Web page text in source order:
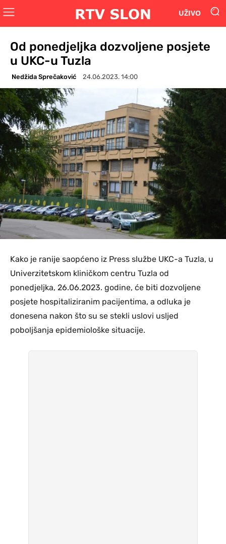
UŽIVO
Od ponedjeljka dozvoljene posjete
u UKC-u Tuzla
Nedžida Sprečaković 24.06.2023. 14:00
Kako je ranije saopćeno iz Press službe UKC-a Tuzla, u
Univerzitetskom kliničkom centru Tuzla od
ponedjeljka, 26.06.2023. godine, će biti dozvoljene
posjete hospitaliziranim pacijentima, a odluka je
donesena nakon što su se stekli uslovi usljed
poboljšanja epidemiološke situacije.